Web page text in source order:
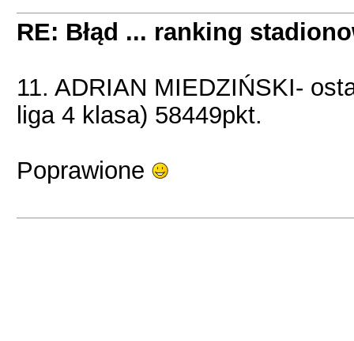
RE: Błąd ... ranking
11. ADRIAN MIEDZIŃSKI-
liga 4 klasa) 58449pkt.
Poprawione